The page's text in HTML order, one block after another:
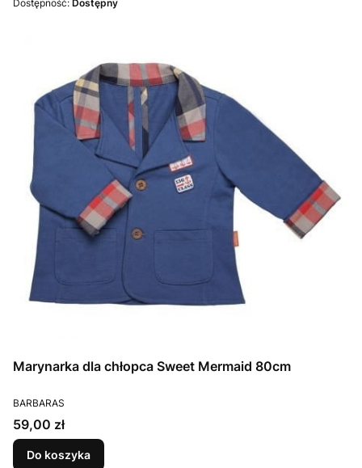
Dostępność: Dostępny
Marynarka dla chłopca Sweet Mermaid 80cm
PRODUCENT
BARBARAS
Cena
59,00 zł
Do koszyka